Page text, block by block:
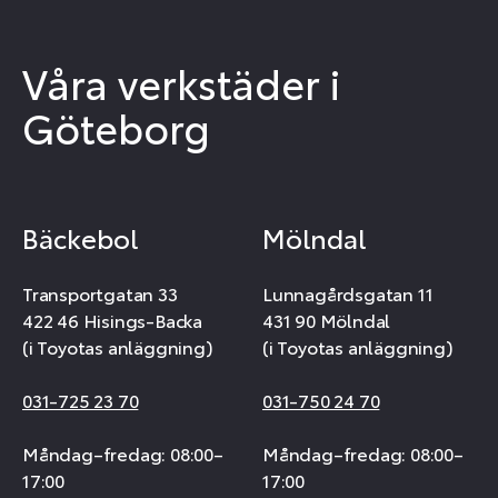
Våra verkstäder i
Göteborg
Bäckebol
Transportgatan 33
422 46 Hisings-Backa
(i Toyotas anläggning)
031-725 23 70
Måndag–fredag: 08:00–
17:00
Mölndal
Lunnagårdsgatan 11
431 90 Mölndal
(i Toyotas anläggning)
031-750 24 70
Måndag–fredag: 08:00–
17:00